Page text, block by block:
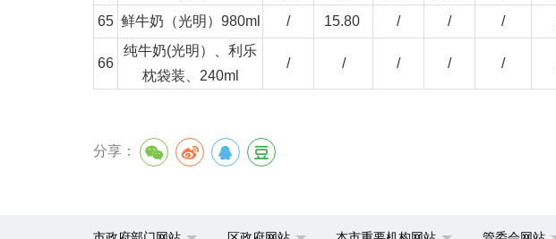
65 鲜牛奶（光明）980ml / 15.80 / / /
66
纯牛奶(光明）、利乐
枕袋装、240ml
/ / / / /
分享：